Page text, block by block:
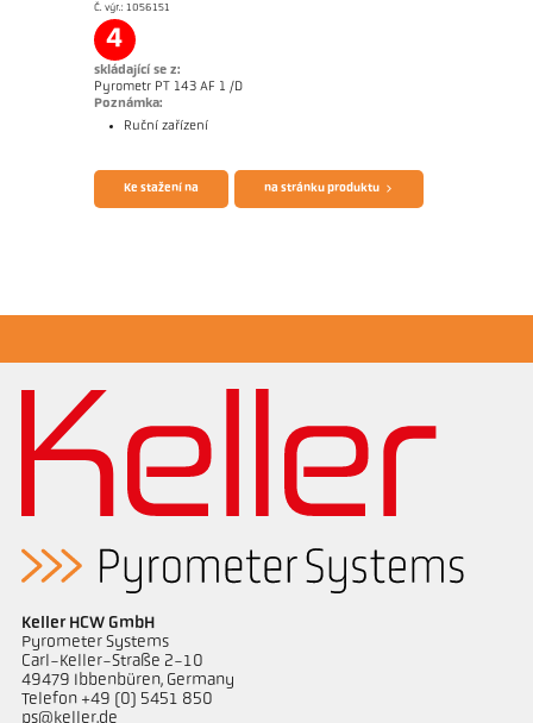
Č. výr.: 1056151
4
skládající se z:
Pyrometr PT 143 AF 1 /D
Poznámka:
Ruční zařízení
Žádostzpráva Glass
Ke stažení na na stránku produktu
Keller HCW GmbH
Pyrometer Systems
Carl-Keller-Straße 2-10
49479 Ibbenbüren, Germany
Telefon +49 (0) 5451 850
ps@keller.de